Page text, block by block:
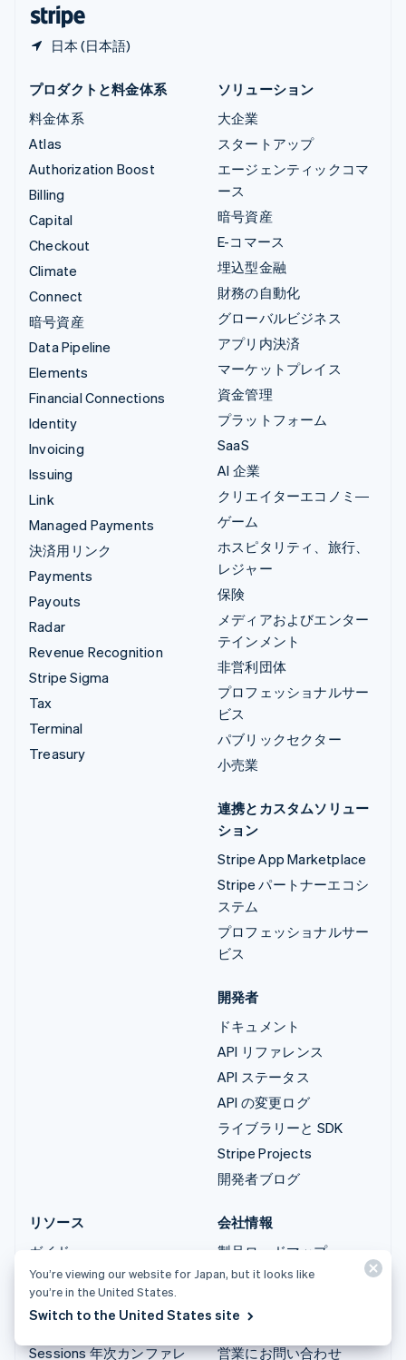
日本 (日本語)
プロダクトと料金体系
料金体系
Atlas
Authorization Boost
Billing
Capital
Checkout
Climate
Connect
暗号資産
Data Pipeline
Elements
Financial Connections
Identity
Invoicing
Issuing
Link
Managed Payments
決済用リンク
Payments
Payouts
Radar
Revenue Recognition
Stripe Sigma
Tax
Terminal
Treasury
ソリューション
大企業
スタートアップ
エージェンティックコマ
ース
暗号資産
E-コマース
埋込型金融
財務の自動化
グローバルビジネス
アプリ内決済
マーケットプレイス
資金管理
プラットフォーム
SaaS
AI 企業
クリエイターエコノミ―
ゲーム
ホスピタリティ、旅行、
レジャー
保険
メディアおよびエンター
テインメント
非営利団体
プロフェッショナルサー
ビス
パブリックセクター
小売業
連携とカスタムソリュー
ション
Stripe App Marketplace
Stripe パートナーエコシ
ステム
プロフェッショナルサー
ビス
開発者
ドキュメント
API リファレンス
API ステータス
API の変更ログ
ライブラリーと SDK
Stripe Projects
開発者ブログ
リソース
ガイド
導入事例
ブログ
Sessions 年次カンファレ
会社情報
製品ロードマップ
採用情報
Stripe Press
営業にお問い合わせ
You’re viewing our website for Japan, but it looks like
you’re in the United States.
Switch to the United States site